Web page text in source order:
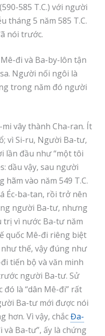
585 T.C.) với người
tháng 5 năm 585 T.C.
nói trước.
đi và Ba-by-lôn tận
Người nối ngôi là
trong năm đó người
vây thành Cha-ran. Ít
vì Si-ru, Người Ba-tư,
lần đầu như “một tôi
dầu vậy, sau người
hãm vào năm 549 T.C.
Éc-ba-tan, rồi trở nên
người Ba-tư, nhưng
trị vì nước Ba-tư năm
quốc Mê-đi riêng biệt
thế, vậy đúng như
tiến bộ và văn minh
người Ba-tư. Sử
đó là “dân Mê-đi” rất
Ba-tư mới được nói
hơn. Vì vậy, chắcĐa-
và Ba-tư”, ấy là chứng